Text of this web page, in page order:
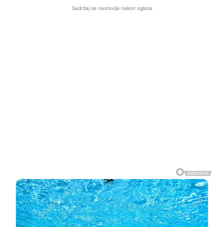
Sadržaj se nastavlja nakon oglasa